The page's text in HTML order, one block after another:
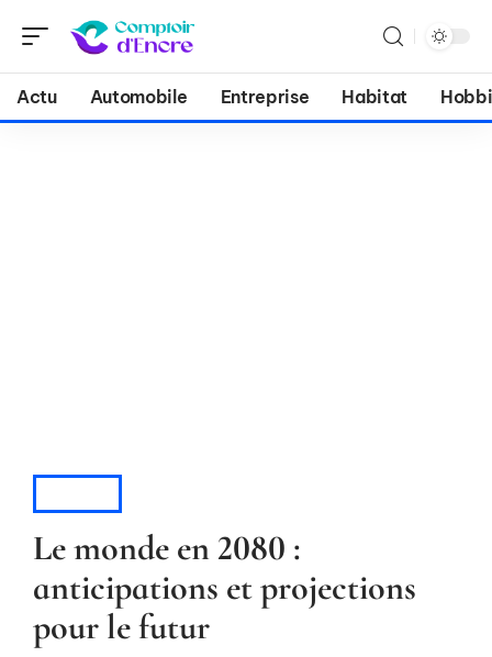
Actu Automobile Entreprise Habitat
Le monde en 2080 :
anticipations et projections
pour le futur